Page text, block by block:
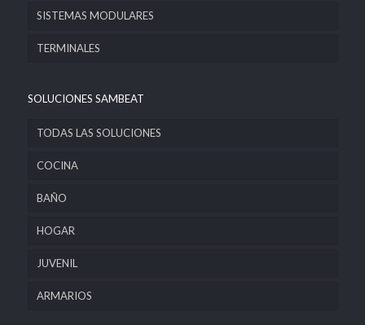
SISTEMAS MODULARES
TERMINALES
SOLUCIONES SAMBEAT
TODAS LAS SOLUCIONES
COCINA
BAÑO
HOGAR
JUVENIL
ARMARIOS